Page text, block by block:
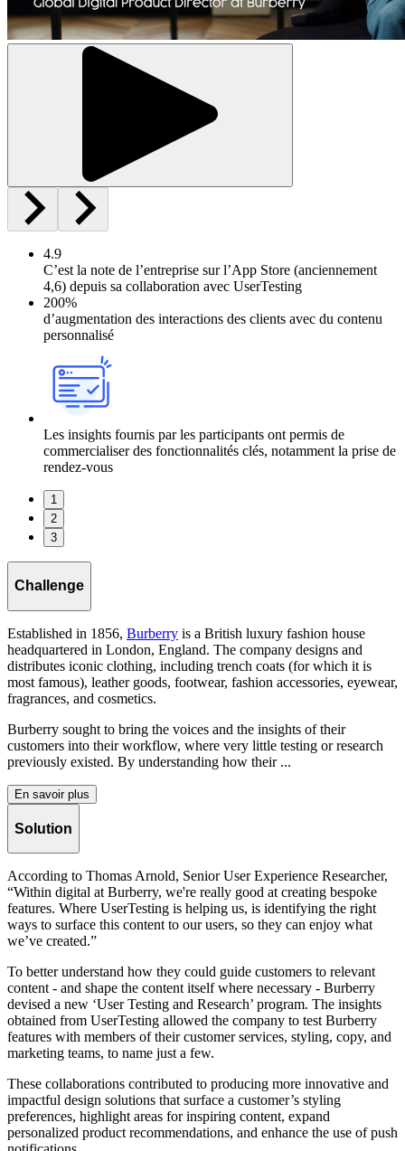
4.9
C’est la note de l’entreprise sur l’App Store (anciennement
4,6) depuis sa collaboration avec UserTesting
200%
d’augmentation des interactions des clients avec du contenu
personnalisé
Les insights fournis par les participants ont permis de
commercialiser des fonctionnalités clés, notamment la prise de
rendez-vous
1
2
3
Challenge
Established in 1856, Burberry is a British luxury fashion house
headquartered in London, England. The company designs and
distributes iconic clothing, including trench coats (for which it is
most famous), leather goods, footwear, fashion accessories, eyewear,
fragrances, and cosmetics.
Burberry sought to bring the voices and the insights of their
customers into their workflow, where very little testing or research
previously existed. By understanding how their ...
En savoir plus
Solution
According to Thomas Arnold, Senior User Experience Researcher,
“Within digital at Burberry, we're really good at creating bespoke
features. Where UserTesting is helping us, is identifying the right
ways to surface this content to our users, so they can enjoy what
we’ve created.”
To better understand how they could guide customers to relevant
content - and shape the content itself where necessary - Burberry
devised a new ‘User Testing and Research’ program. The insights
obtained from UserTesting allowed the company to test Burberry
features with members of their customer services, styling, copy, and
marketing teams, to name just a few.
These collaborations contributed to producing more innovative and
impactful design solutions that surface a customer’s styling
preferences, highlight areas for inspiring content, expand
personalized product recommendations, and enhance the use of push